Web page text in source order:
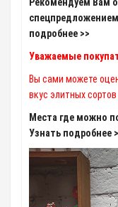
подробнее >>
Уважаемые
Вы сами можете
вкус элитных сортов
Места где можно
Узнать подробнее